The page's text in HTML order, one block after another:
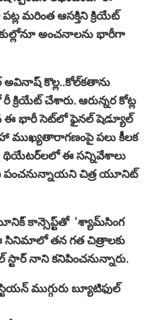
మరింత ఆసక్తిని క్రియేట్
అంచనాలను భారీగా
కొల్ల..కోల్‌కతాను
చేశారు. ఆరున్నర కోట్ల
ఈ భారీ సెట్‌లో ఫైన‌ల్ షెడ్యూల్
ముఖ్యతారాగణంపై ప‌లు కీలక
థియేట‌ర్‌ల‌లో ఈ స‌న్నివేశాలు
పంచ‌నున్నాయ‌ని చిత్ర యూనిట్
కాన్సెప్ట్‌తో ‘శ్యామ్‌సింగ
సినిమాలో త‌న గ‌త చిత్రాల‌కు
స్టార్ నాని క‌నిపించ‌నున్నారు.
ముగ్గురు బ్యూటిఫుల్